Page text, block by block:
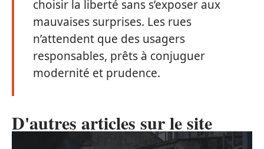
choisir la liberté sans s’exposer aux
mauvaises surprises. Les rues
n’attendent que des usagers
responsables, prêts à conjuguer
modernité et prudence.
D'autres articles sur le site